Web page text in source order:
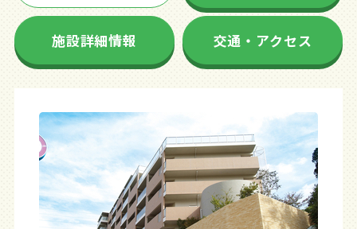
施設詳細情報 交通・アクセス